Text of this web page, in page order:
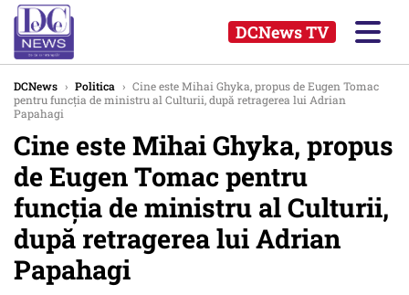
DCNews TV
DCNews › Politica › Cine este Mihai Ghyka, propus de Eugen Tomac
pentru funcția de ministru al Culturii, după retragerea lui Adrian
Papahagi
Cine este Mihai Ghyka, propus
de Eugen Tomac pentru
funcția de ministru al Culturii,
după retragerea lui Adrian
Papahagi